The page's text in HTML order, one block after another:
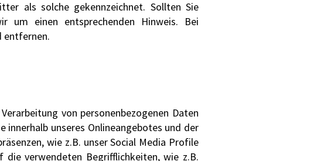
als solche gekennzeichnet. Sollten Sie
um einen entsprechenden Hinweis. Bei
entfernen.
von personenbezogenen Daten
innerhalb unseres Onlineangebotes und der
wie z.B. unser Social Media Profile
die verwendeten Begrifflichkeiten, wie z.B.